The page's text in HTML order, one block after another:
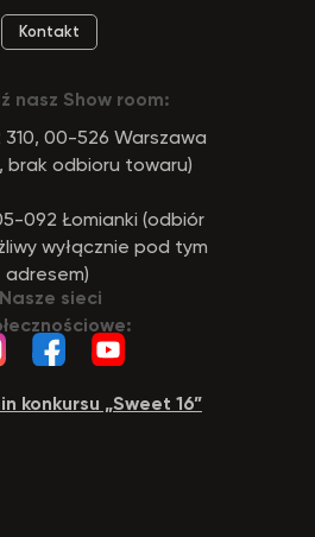
konkursu „Sweet 16”
nasz Show room:
310, 00-526 Warszawa
brak odbioru towaru)
092 Łomianki (odbiór
wyłącznie pod tym
adresem)
Kontakt
Nasze sieci